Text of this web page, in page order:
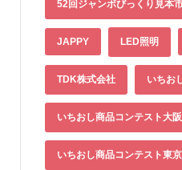
52回ジャンボびっくり見本
JAPPY LED照明
TDK株式会社 いちお
いちおし商品コンテスト大
いちおし商品コンテスト東京